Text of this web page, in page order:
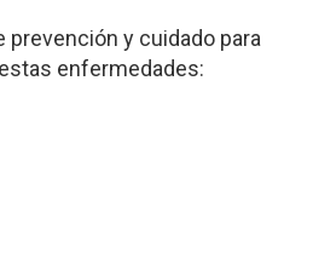
y cuidado para
enfermedades: